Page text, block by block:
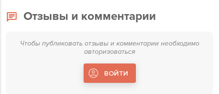
Отзывы и комментарии
Чтобы публиковать отзывы и комментарии необходимо
авторизоваться
ВОЙТИ